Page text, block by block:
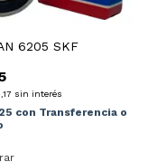
6205 SKF
sin interés
con Transferencia o